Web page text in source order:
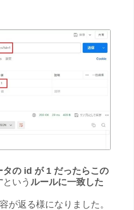
タの id が 1 だったらこの
という ルールに一致した
が返る様になりました。